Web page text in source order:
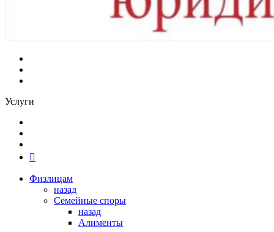
Услуги
Физлицам
назад
Семейные споры
назад
Алименты